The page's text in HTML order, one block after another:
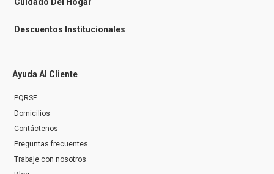
Cuidado Del Hogar
Descuentos Institucionales
Ayuda Al Cliente
PQRSF
Domicilios
Contáctenos
Preguntas frecuentes
Trabaje con nosotros